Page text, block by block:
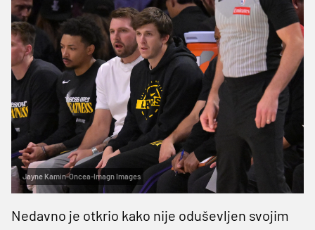
Jayne Kamin-Oncea-Imagn Images
Nedavno je otkrio kako nije oduševljen svojim